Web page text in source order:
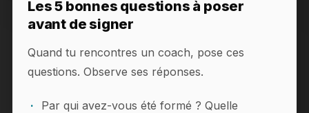
Les 5 bonnes questions à poser
avant de signer
Quand tu rencontres un coach, pose ces
questions. Observe ses réponses.
Par qui avez-vous été formé ? Quelle